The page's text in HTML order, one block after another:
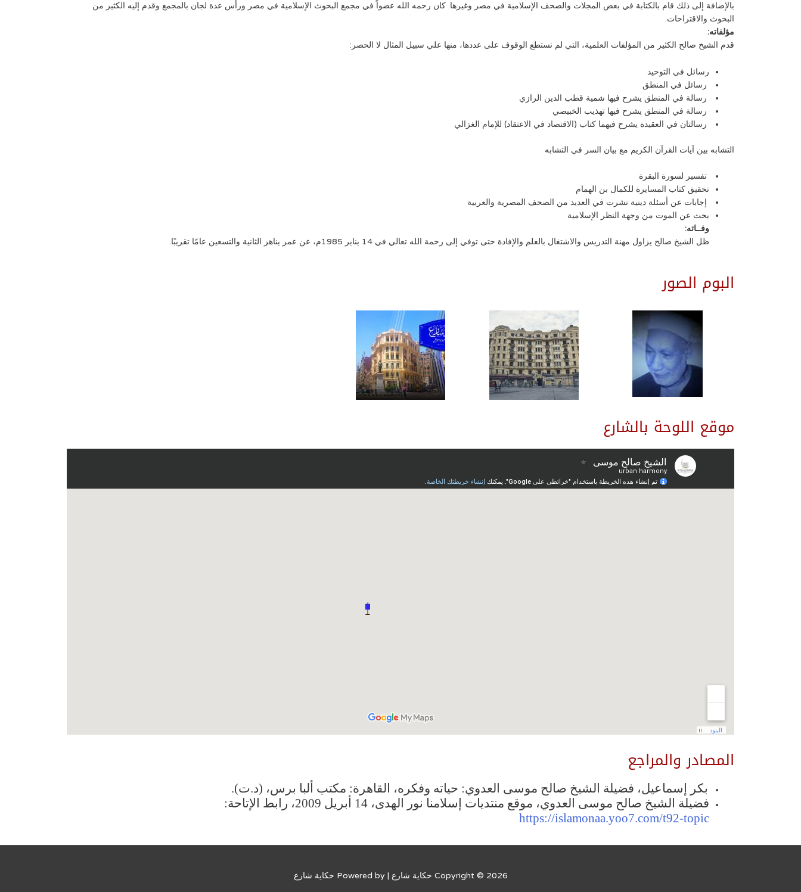
بالإضافة إلى ذلك قام بالكتابة في بعض المجلات والصحف الإسلامية في مصر وغيرها. كان رحمه الله عضواً في مجمع البحوث الإسلامية في مصر ورأس عدة لجان بالمجمع وقدم إليه الكثير من
البحوث والاقتراحات.
مؤلفاته:
قدم الشيخ صالح الكثير من المؤلفات العلمية، التي لم نستطع الوقوف على عددها، منها علي سبيل المثال لا الحصر:
رسائل في التوحيد
رسائل في المنطق
رسالة في المنطق يشرح فيها شمية قطب الدين الرازي
رسالة في المنطق يشرح فيها تهذيب الخبيصي
رسالتان في العقيدة يشرح فيهما كتاب (الاقتصاد في الاعتقاد) للإمام الغزالي
التشابه بين آيات القرآن الكريم مع بيان السر في التشابه
تفسير لسورة البقرة
تحقيق كتاب المسايرة للكمال بن الهمام
إجابات عن أسئلة دينية نشرت في العديد من الصحف المصرية والعربية
بحث عن الموت من وجهة النظر الإسلامية
وفــاته:
ظل الشيخ صالح يزاول مهنة التدريس والاشتغال بالعلم والإفادة حتى توفي إلى رحمة الله تعالي في 14 يناير 1985م، عن عمر يناهز الثانية والتسعين عامًا تقريبًا.
البوم الصور
موقع اللوحة بالشارع
المصادر والمراجع
بكر إسماعيل، فضيلة الشيخ صالح موسى العدوي: حياته وفكره، القاهرة: مكتب ألبا برس، (د.ت).
فضيلة الشيخ صالح موسى العدوي، موقع منتديات إسلامنا نور الهدى، 14 أبريل 2009، رابط الإتاحة:
https://islamonaa.yoo7.com/t92-topic
Copyright © 2026 حكاية شارع | Powered by حكاية شارع